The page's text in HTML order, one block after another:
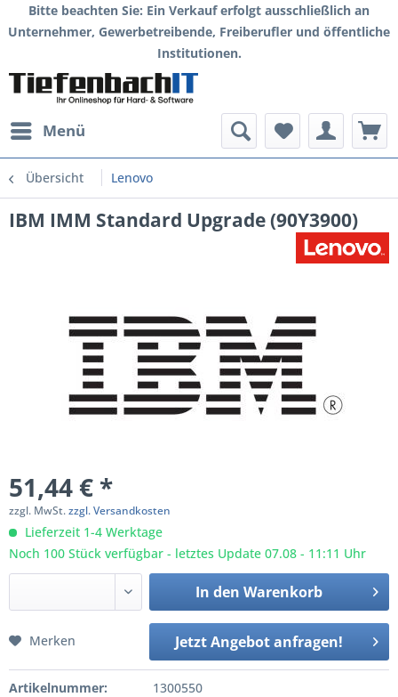
Bitte beachten Sie: Ein Verkauf erfolgt ausschließlich an
Unternehmer, Gewerbetreibende, Freiberufler und öffentliche
Institutionen.
Menü
Übersicht Lenovo
IBM IMM Standard Upgrade (90Y3900)
51,44 € *
zzgl. MwSt.zzgl. Versandkosten
Lieferzeit 1-4 Werktage
Noch 100 Stück verfügbar - letztes Update 07.08 - 11:11 Uhr
In den Warenkorb
Jetzt Angebot anfragen!
Merken
Artikelnummer:
1300550